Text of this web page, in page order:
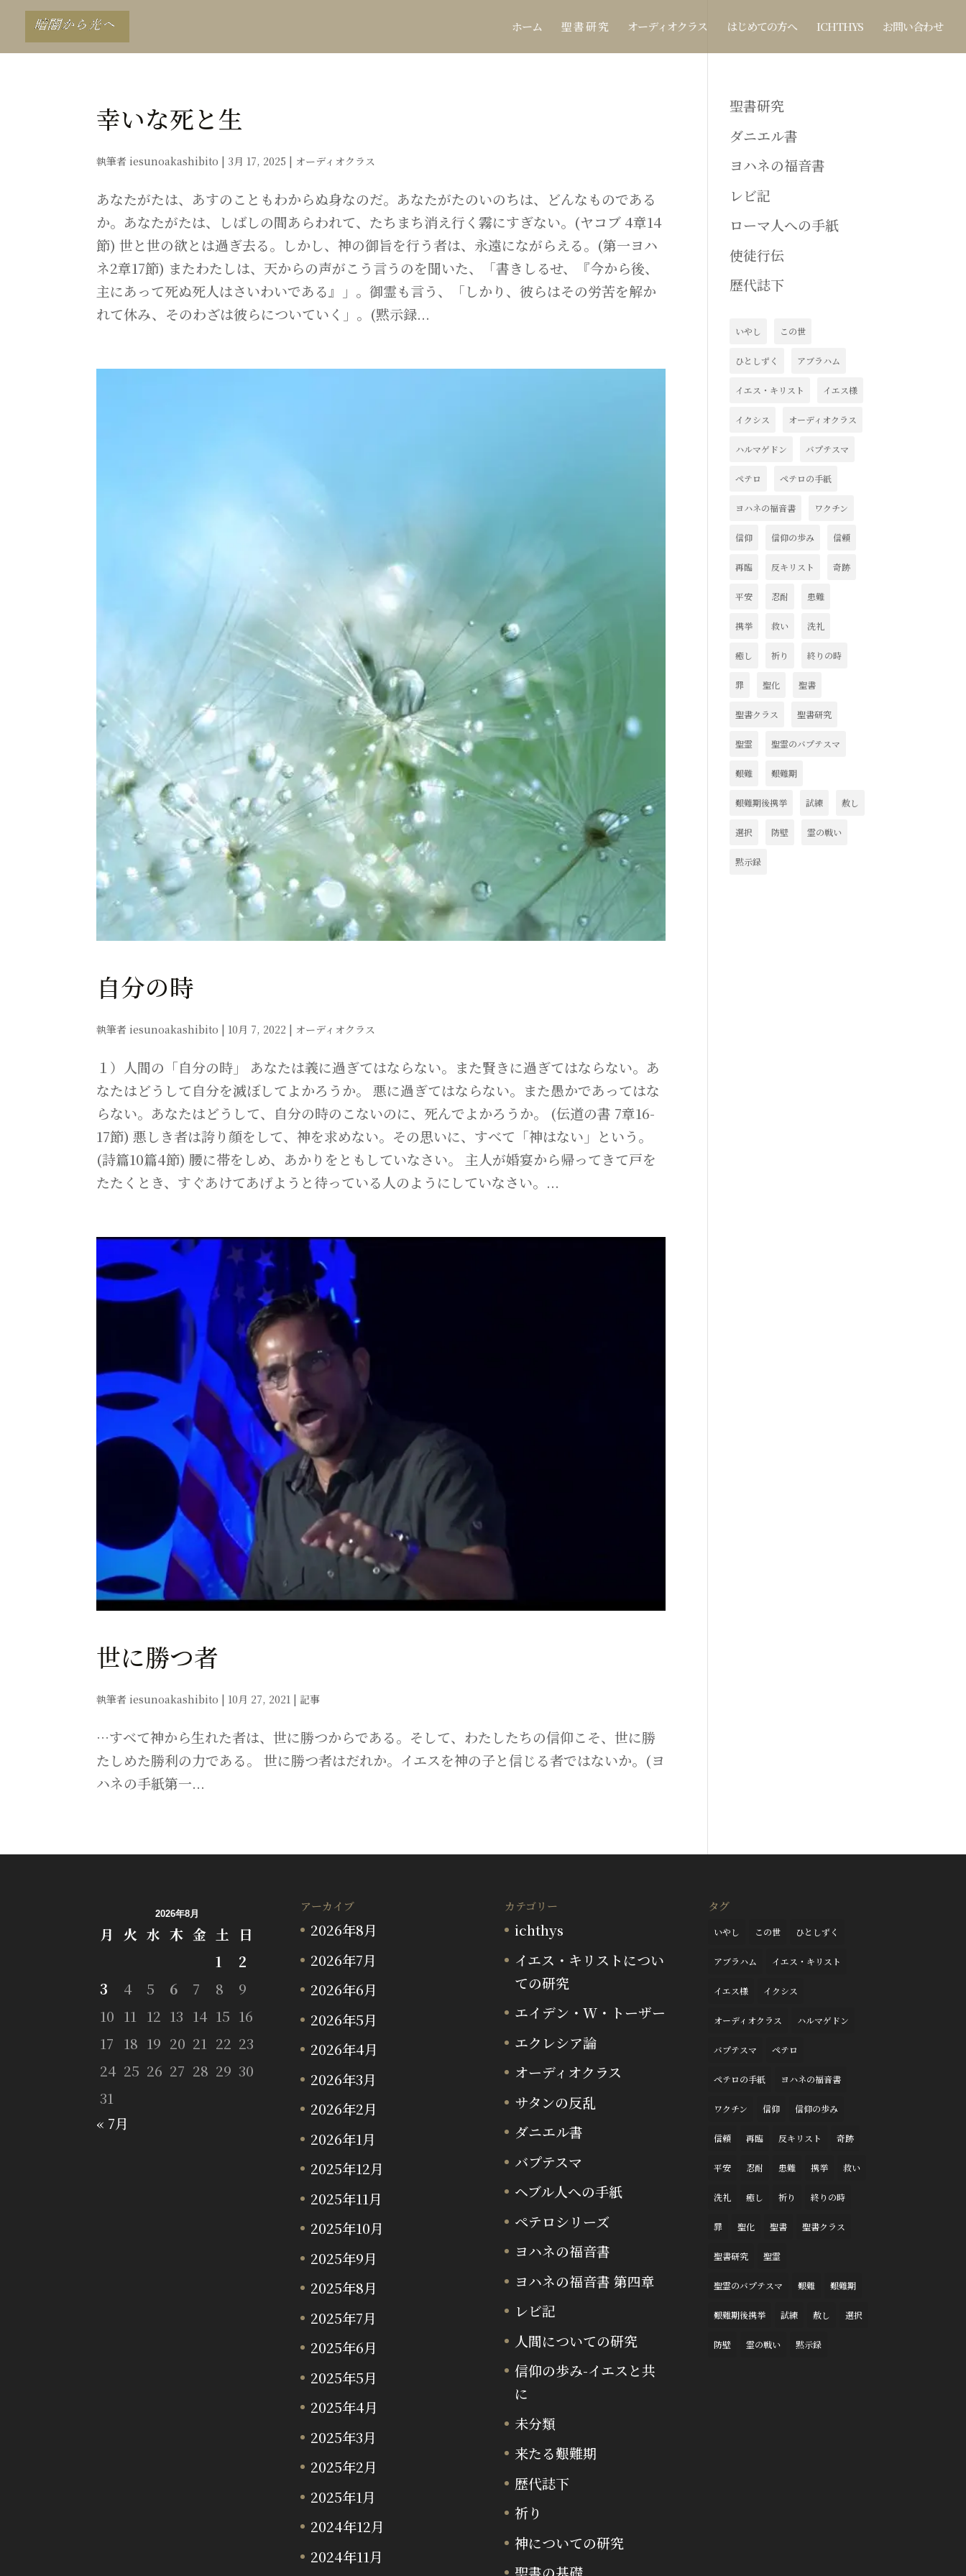
ホーム 聖 書 研 究 オーディオクラス はじめての方へ ICHTHYS お問い合わせ
幸いな死と生
執筆者 iesunoakashibito | 3月 17, 2025 | オーディオクラス
あなたがたは、あすのこともわからぬ身なのだ。あなたがたのいのちは、どんなものである
か。あなたがたは、しばしの間あらわれて、たちまち消え行く霧にすぎない。(ヤコブ 4章14
節) 世と世の欲とは過ぎ去る。しかし、神の御旨を行う者は、永遠にながらえる。(第一ヨハ
ネ2章17節) またわたしは、天からの声がこう言うのを聞いた、「書きしるせ、『今から後、
主にあって死ぬ死人はさいわいである』」。御霊も言う、「しかり、彼らはその労苦を解か
れて休み、そのわざは彼らについていく」。(黙示録...
自分の時
執筆者 iesunoakashibito | 10月 7, 2022 | オーディオクラス
１）人間の「自分の時」 あなたは義に過ぎてはならない。また賢きに過ぎてはならない。あ
なたはどうして自分を滅ぼしてよかろうか。 悪に過ぎてはならない。また愚かであってはな
らない。あなたはどうして、自分の時のこないのに、死んでよかろうか。 (伝道の書 7章16-
17節) 悪しき者は誇り顔をして、神を求めない。その思いに、すべて「神はない」という。
(詩篇10篇4節) 腰に帯をしめ、あかりをともしていなさい。 主人が婚宴から帰ってきて戸を
たたくとき、すぐあけてあげようと待っている人のようにしていなさい。...
世に勝つ者
執筆者 iesunoakashibito | 10月 27, 2021 | 記事
…すべて神から生れた者は、世に勝つからである。そして、わたしたちの信仰こそ、世に勝
たしめた勝利の力である。 世に勝つ者はだれか。イエスを神の子と信じる者ではないか。(ヨ
ハネの手紙第一...
聖書研究
ダニエル書
ヨハネの福音書
レビ記
ローマ人への手紙
使徒行伝
歴代誌下
いやし この世
ひとしずく アブラハム
イエス・キリスト イエス様
イクシス オーディオクラス
ハルマゲドン バプテスマ
ペテロ ペテロの手紙
ヨハネの福音書 ワクチン
信仰 信仰の歩み 信頼
再臨 反キリスト 奇跡
平安 忍耐 患難
携挙 救い 洗礼
癒し 祈り 終りの時
罪 聖化 聖書
聖書クラス 聖書研究
聖霊 聖霊のバプテスマ
艱難 艱難期
艱難期後携挙 試練 赦し
選択 防壁 霊の戦い
黙示録
2026年8月
月 火 水 木 金 土
日
1
2
3
4 5 6 7 8
9
10 11 12 13 14 15 16
17 18 19 20 21 22 23
24 25 26 27 28 29 30
31
« 7月
アーカイブ
2026年8月
2026年7月
2026年6月
2026年5月
2026年4月
2026年3月
2026年2月
2026年1月
2025年12月
2025年11月
2025年10月
2025年9月
2025年8月
2025年7月
2025年6月
2025年5月
2025年4月
2025年3月
2025年2月
2025年1月
2024年12月
2024年11月
カテゴリー
ichthys
イエス・キリストについ
ての研究
エイデン・W・トーザー
エクレシア論
オーディオクラス
サタンの反乱
ダニエル書
バプテスマ
ヘブル人への手紙
ペテロシリーズ
ヨハネの福音書
ヨハネの福音書 第四章
レビ記
人間についての研究
信仰の歩み-イエスと共
に
未分類
来たる艱難期
歴代誌下
祈り
神についての研究
聖書の基礎
タグ
いやし この世 ひとしずく
アブラハム イエス・キリスト
イエス様 イクシス
オーディオクラス ハルマゲドン
バプテスマ ペテロ
ペテロの手紙 ヨハネの福音書
ワクチン 信仰 信仰の歩み
信頼 再臨 反キリスト 奇跡
平安 忍耐 患難 携挙 救い
洗礼 癒し 祈り 終りの時
罪 聖化 聖書 聖書クラス
聖書研究 聖霊
聖霊のバプテスマ 艱難 艱難期
艱難期後携挙 試練 赦し 選択
防壁 霊の戦い 黙示録